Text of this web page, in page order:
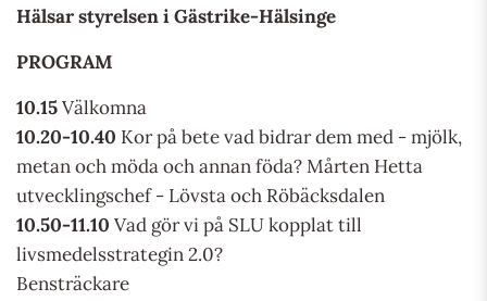
Hälsar styrelsen i Gästrike-Hälsinge
PROGRAM
10.15Välkomna
10.20-10.40 Kor på bete vad bidrar dem med - mjölk,
metan och möda och annan föda? Mårten Hetta
utvecklingschef - Lövsta och Röbäcksdalen
10.50-11.10 Vad gör vi på SLU kopplat till
livsmedelsstrategin 2.0?
Bensträckare